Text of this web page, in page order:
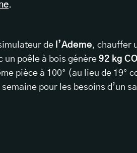
.
de l’Ademe, chauffer
un poêle à bois génère 92 kg
pièce à 100° (au lieu de 19°
pour les besoins d’un